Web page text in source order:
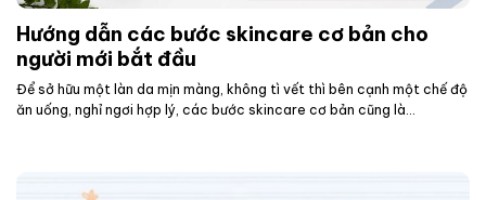
Hướng dẫn các bước skincare cơ bản cho
người mới bắt đầu
Để sở hữu một làn da mịn màng, không tì vết thì bên cạnh một chế độ
ăn uống, nghỉ ngơi hợp lý, các bước skincare cơ bản cũng là...